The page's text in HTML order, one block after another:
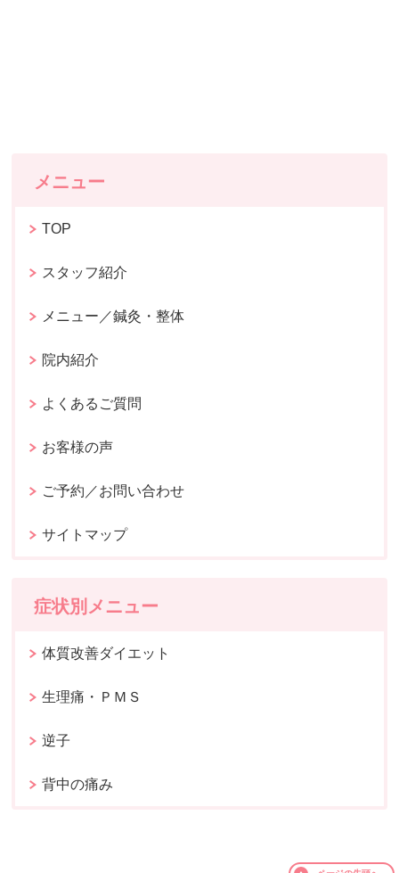
メニュー
TOP
スタッフ紹介
メニュー／鍼灸・整体
院内紹介
よくあるご質問
お客様の声
ご予約／お問い合わせ
サイトマップ
症状別メニュー
体質改善ダイエット
生理痛・ＰＭＳ
逆子
背中の痛み